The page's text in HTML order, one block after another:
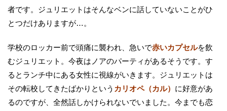
者です。ジュリエットはそんなベンに話していないことがひ
とつだけありますが…。
学校のロッカー前で頭痛に襲われ、急いで赤いカプセルを飲
むジュリエット。今夜はノアのパーティがあるそうです。す
るとランチ中にある女性に視線がいきます。ジュリエットは
その転校してきたばかりという カリオペ（カル） に好意があ
るのですが、全然話しかけられないでいました。今までも恋